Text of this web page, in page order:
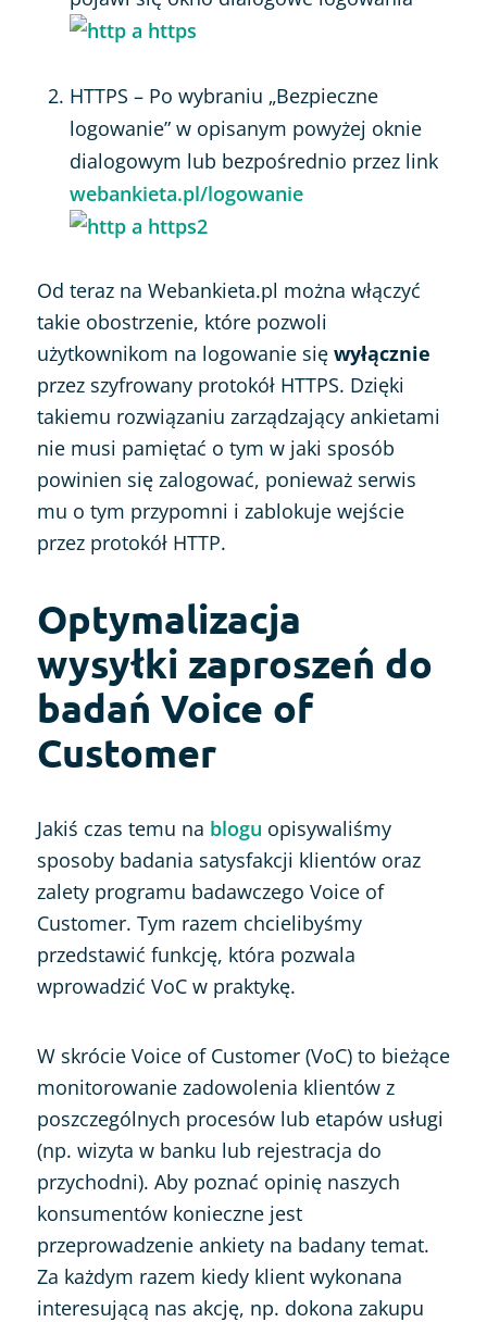
HTTPS – Po wybraniu „Bezpieczne
logowanie” w opisanym powyżej oknie
dialogowym lub bezpośrednio przez link
webankieta.pl/logowanie
Od teraz na Webankieta.pl można włączyć
takie obostrzenie, które pozwoli
użytkownikom na logowanie się wyłącznie
przez szyfrowany protokół HTTPS. Dzięki
takiemu rozwiązaniu zarządzający ankietami
nie musi pamiętać o tym w jaki sposób
powinien się zalogować, ponieważ serwis
mu o tym przypomni i zablokuje wejście
przez protokół HTTP.
Optymalizacja
wysyłki zaproszeń do
badań Voice of
Customer
Jakiś czas temu na blogu opisywaliśmy
sposoby badania satysfakcji klientów oraz
zalety programu badawczego Voice of
Customer. Tym razem chcielibyśmy
przedstawić funkcję, która pozwala
wprowadzić VoC w praktykę.
W skrócie Voice of Customer (VoC) to bieżące
monitorowanie zadowolenia klientów z
poszczególnych procesów lub etapów usługi
(np. wizyta w banku lub rejestracja do
przychodni). Aby poznać opinię naszych
konsumentów konieczne jest
przeprowadzenie ankiety na badany temat.
Za każdym razem kiedy klient wykonana
interesującą nas akcję, np. dokona zakupu